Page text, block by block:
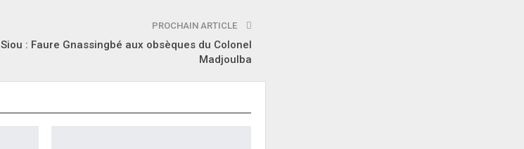
PROCHAIN ARTICLE
Siou : Faure Gnassingbé aux obsèques du Colonel
Madjoulba